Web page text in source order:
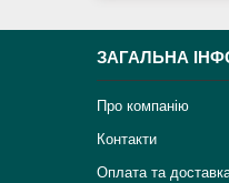
ЗАГАЛЬНА
Про компанію
Контакти
Оплата та